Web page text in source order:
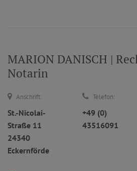
MARION DANISCH |
Notarin
Anschrift:
St.-Nicolai-
Straße 11
24340
Eckernförde
Telefon:
+49 (0)
43516091